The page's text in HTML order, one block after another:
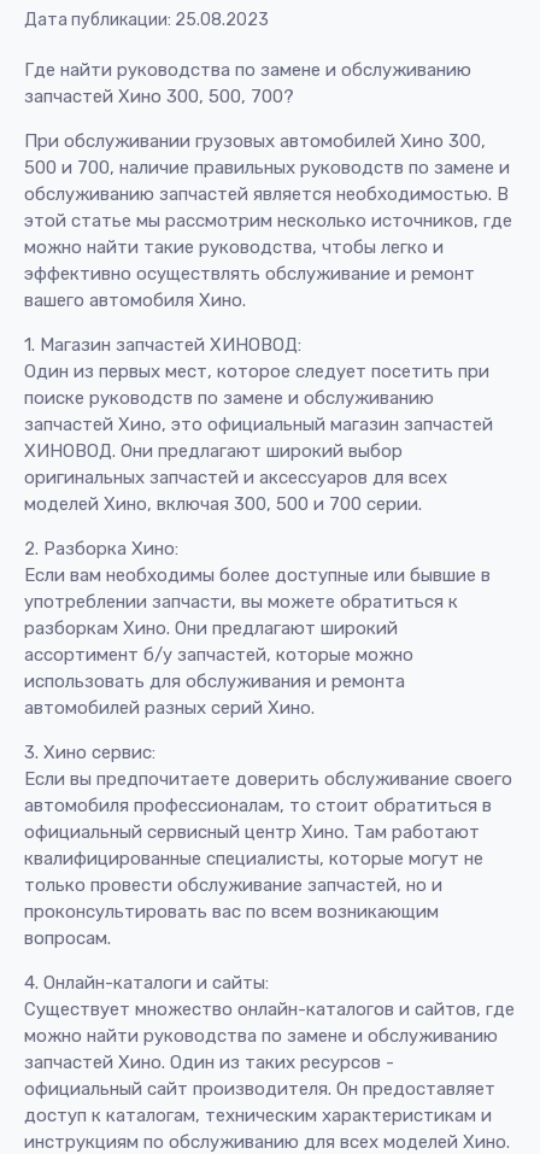
Дата публикации: 25.08.2023
Где найти руководства по замене и обслуживанию
запчастей Хино 300, 500, 700?
При обслуживании грузовых автомобилей Хино 300,
500 и 700, наличие правильных руководств по замене и
обслуживанию запчастей является необходимостью. В
этой статье мы рассмотрим несколько источников, где
можно найти такие руководства, чтобы легко и
эффективно осуществлять обслуживание и ремонт
вашего автомобиля Хино.
1. Магазин запчастей ХИНОВОД:
Один из первых мест, которое следует посетить при
поиске руководств по замене и обслуживанию
запчастей Хино, это официальный магазин запчастей
ХИНОВОД. Они предлагают широкий выбор
оригинальных запчастей и аксессуаров для всех
моделей Хино, включая 300, 500 и 700 серии.
2. Разборка Хино:
Если вам необходимы более доступные или бывшие в
употреблении запчасти, вы можете обратиться к
разборкам Хино. Они предлагают широкий
ассортимент б/у запчастей, которые можно
использовать для обслуживания и ремонта
автомобилей разных серий Хино.
3. Хино сервис:
Если вы предпочитаете доверить обслуживание своего
автомобиля профессионалам, то стоит обратиться в
официальный сервисный центр Хино. Там работают
квалифицированные специалисты, которые могут не
только провести обслуживание запчастей, но и
проконсультировать вас по всем возникающим
вопросам.
4. Онлайн-каталоги и сайты:
Существует множество онлайн-каталогов и сайтов, где
можно найти руководства по замене и обслуживанию
запчастей Хино. Один из таких ресурсов -
официальный сайт производителя. Он предоставляет
доступ к каталогам, техническим характеристикам и
инструкциям по обслуживанию для всех моделей Хино.